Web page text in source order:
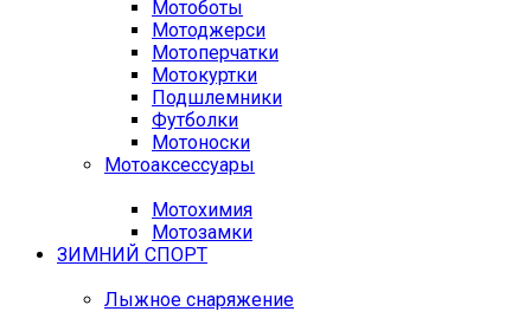
Мотоботы
Мотоджерси
Мотоперчатки
Мотокуртки
Подшлемники
Футболки
Мотоноски
Мотоаксессуары
Мотохимия
Мотозамки
ЗИМНИЙ СПОРТ
Лыжное снаряжение